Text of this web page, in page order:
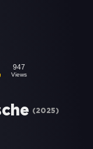
947
Views
(2025)